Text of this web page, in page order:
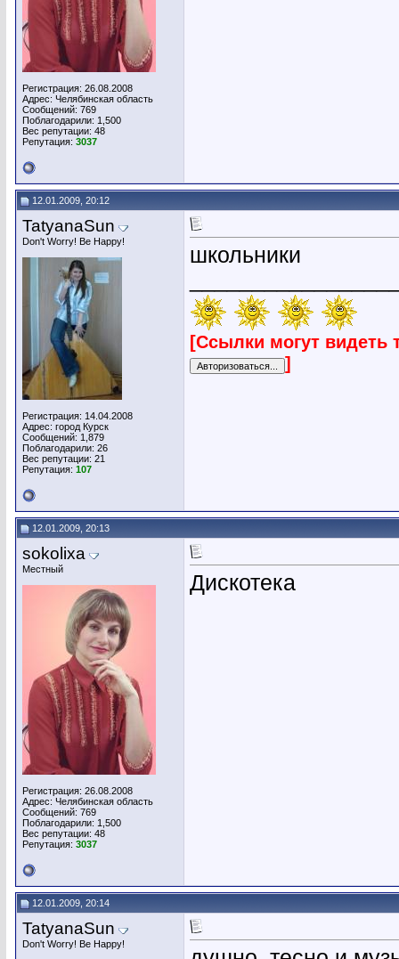
Регистрация: 26.08.2008
Адрес: Челябинская область
Сообщений: 769
Поблагодарили: 1,500
Вес репутации: 48
Репутация: 3037
12.01.2009, 20:12
TatyanaSun
Don't Worry! Be Happy!
Регистрация: 14.04.2008
Адрес: город Курск
Сообщений: 1,879
Поблагодарили: 26
Вес репутации: 21
Репутация: 107
школьники
[Ссылки могут видеть
]
12.01.2009, 20:13
sokolixa
Местный
Регистрация: 26.08.2008
Адрес: Челябинская область
Сообщений: 769
Поблагодарили: 1,500
Вес репутации: 48
Репутация: 3037
Дискотека
12.01.2009, 20:14
TatyanaSun
Don't Worry! Be Happy!